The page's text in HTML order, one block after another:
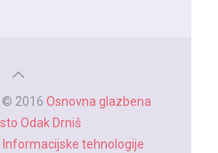
© 2016 Osnovna glazbena
Odak Drniš
Informacijske tehnologije